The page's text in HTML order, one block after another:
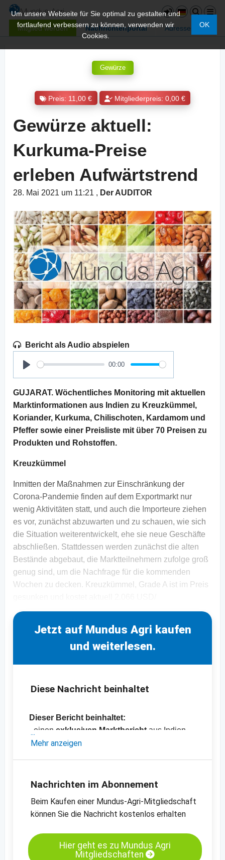
Mitglied werden Nachrichtenportal Adressen
Um unsere Webseite für Sie optimal zu gestalten und
fortlaufend verbessern zu können, verwenden wir
Cookies.
OK
Gewürze
Preis: 11,00 € Mitgliederpreis: 0,00 €
Gewürze aktuell:
Kurkuma-Preise
erleben Aufwärtstrend
28. Mai 2021 um 11:21 , Der AUDITOR
Bericht als Audio abspielen
Play
00:00
GUJARAT. Wöchentliches Monitoring mit aktuellen
Marktinformationen aus Indien zu Kreuzkümmel,
Koriander, Kurkuma, Chilischoten, Kardamom und
Pfeffer sowie einer Preisliste mit über 70 Preisen zu
Produkten und Rohstoffen.
Kreuzkümmel
Inmitten der Maßnahmen zur Einschränkung der
Corona-Pandemie finden auf dem Exportmarkt nur
wenig Aktivitäten statt, und auch die Importeure ziehen
es vor, zunächst abzuwarten und zu schauen, wie sich
die Situation weiterentwickelt, ehe sie neue Geschäfte
abschließen. Stattdessen werden zunächst die alten
Bestände abgebaut, die Marktteilnehmern zufolge groß
genug sind, um die Nachfrage für die kommenden
Wochen zu decken. Kreuzkümmel, Grade A ist im Preis
Jetzt auf Mundus Agri kaufen
und weiterlesen.
Diese Nachricht beinhaltet
Dieser Bericht beinhaltet:
- einen exklusiven Marktbericht aus Indien
zu Kreuzkümmel, Koriander, Kurkuma,
und Rohstoffen aus den Bereichen
Gewürze,
Trockenfrüchte, Ölsaaten und Getreide
Mehr anzeigen
Nachrichten im Abonnement
Beim Kaufen einer Mundus-Agri-Mitgliedschaft
können Sie die Nachricht kostenlos erhalten
Hier geht es zu Mundus Agri
Mitgliedschaften